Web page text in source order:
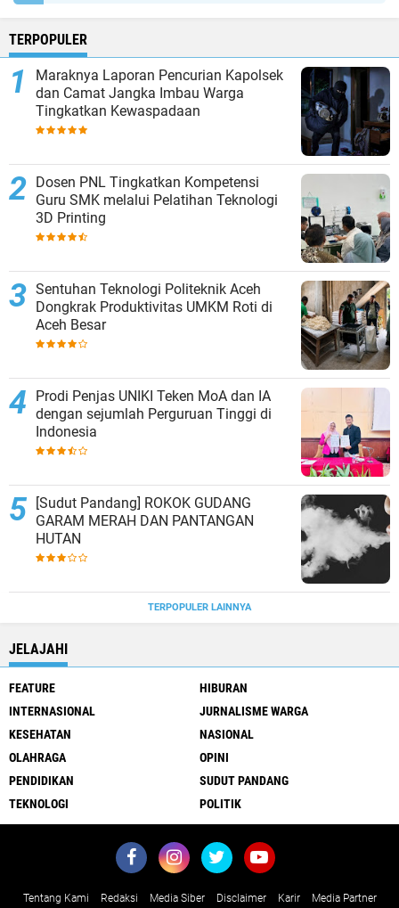
TERPOPULER
Maraknya Laporan Pencurian Kapolsek
dan Camat Jangka Imbau Warga
Tingkatkan Kewaspadaan
Dosen PNL Tingkatkan Kompetensi
Guru SMK melalui Pelatihan Teknologi
3D Printing
Sentuhan Teknologi Politeknik Aceh
Dongkrak Produktivitas UMKM Roti di
Aceh Besar
Prodi Penjas UNIKI Teken MoA dan IA
dengan sejumlah Perguruan Tinggi di
Indonesia
[Sudut Pandang] ROKOK GUDANG
GARAM MERAH DAN PANTANGAN
HUTAN
TERPOPULER LAINNYA
JELAJAHI
FEATURE
HIBURAN
INTERNASIONAL
JURNALISME WARGA
KESEHATAN
NASIONAL
OLAHRAGA
OPINI
PENDIDIKAN
SUDUT PANDANG
TEKNOLOGI
POLITIK
Tentang Kami Redaksi Media Siber Disclaimer Karir Media Partner